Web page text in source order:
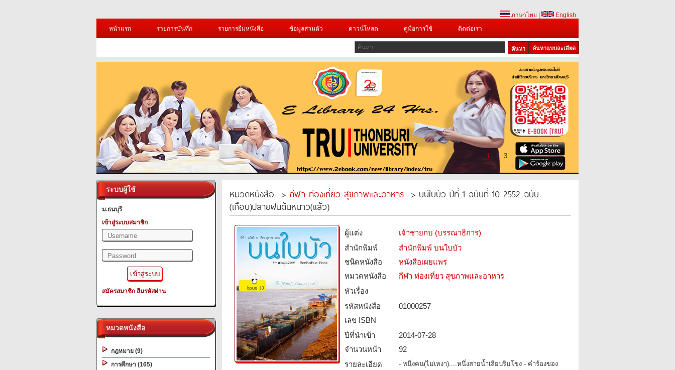
ภาษาไทย
English
หน้าแรก
รายการบันทึก รายการยืมหนังสือ ข้อมูลส่วนตัว ดาวน์โหลด คู่มือการใช้ ติดต่อเรา
ค้นหาแบบละเอียด
1 2 3
ระบบผู้ใช้
ม.ธนบุรี
เข้าสู่ระบบสมาชิก
สมัครสมาชิก ลืมรหัสผ่าน
หมวดหนังสือ
กฎหมาย (9)
การศึกษา (165)
หมวดหนังสือ -> กีฬา ท่องเที่ยว สุขภาพและอาหาร -> บนใบบัว ปีที่ 1 ฉบับที่ 10 2552 ฉบับ
(เกือบ)ปลายฝนต้นหนาว(แล้ว)
ผู้แต่ง
เจ้าชายกบ (บรรณาธิการ)
สำนักพิมพ์
สำนักพิมพ์ บนใบบัว
ชนิดหนังสือ­
หนังสือเผยแพร่
หมวดหนังสือ­
กีฬา ท่องเที่ยว สุขภาพและอาหาร
หัวเรื่อง
รหัสหนังสือ­
01000257
เลข ISBN
ปีที่นำเข้า
2014-07-28
จำนวนหน้า
92
รายละเอียด
- หนึ่งคน(ไม่เหงา)....หนึ่งสายน้ำเลียบริมโขง - คำร้องของ